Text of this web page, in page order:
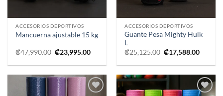
ACCESORIOS DEPORTIVOS
Mancuerna ajustable 15 kg
₡47,990.00 El
precio
original
₡47,990.00.
₡23,995.00El
actual
₡23,995.00.
ACCESORIOS DEPORTIVOS
Guante Pesa Mighty Hulk
L
₡25,125.00 El
precio
original
₡25,125.00.
₡17,588.00El
actual